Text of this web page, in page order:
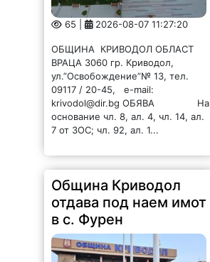
65 | 2026-08-07 11:27:20
ОБЩИНА КРИВОДОЛ ОБЛАСТ
ВРАЦА 3060 гр. Криводол,
ул.”Освобождение”№ 13, тел.
09117 / 20-45, e-mail:
krivodol@dir.bg ОБЯВА На
основание чл. 8, ал. 4, чл. 14, ал.
7 от ЗОС; чл. 92, ал. 1...
Община Криводол
отдава под наем имот
в с. Фурен